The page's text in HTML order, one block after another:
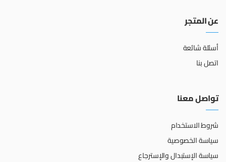
عن المتجر
أسئلة شائعة
اتصل بنا
تواصل معنا
شروط الاستخدام
سياسة الخصوصية
سياسة الإستبدال والإسترجاع